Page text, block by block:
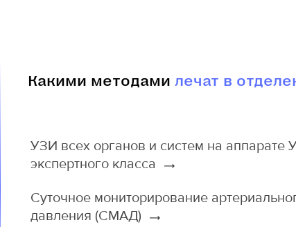
Какими методами лечат в
УЗИ всех органов и систем на аппарате
экспертного класса
Суточное мониторирование
давления (СМАД)